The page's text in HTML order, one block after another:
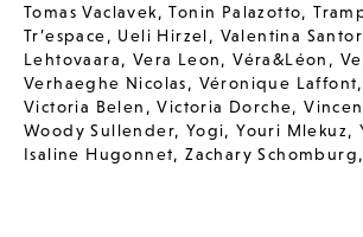
Tomas Vaclavek,Tonin Palazotto,
Tr’espace, Ueli Hirzel, Valentina
Lehtovaara, Vera Leon,Véra&Léon ,
Verhaeghe Nicolas, Véronique Laffont
Victoria Belen ,Victoria Dorche,
Woody Sullender, Yogi,Youri Mlekuz,
Isaline Hugonnet,Zachary Schomburg,